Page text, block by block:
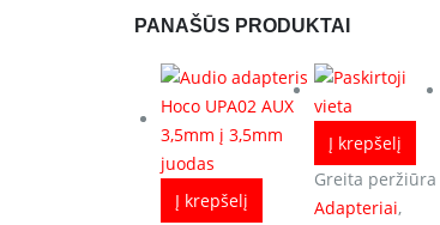
PANAŠŪS PRODUKTAI
Į krepšelį
Į krepšelį
Greita peržiūra
Adapteriai,